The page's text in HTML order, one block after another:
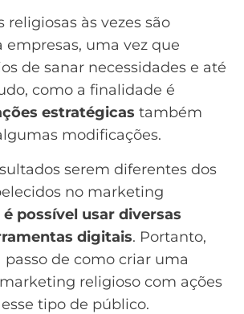
religiosas às vezes são
empresas, uma vez que
de sanar necessidades e até
como a finalidade é
estratégicas também
modificações.
serem diferentes dos
no marketing
é possível usar diversas
digitais. Portanto,
passo de como criar uma
religioso com ações
tipo de público.